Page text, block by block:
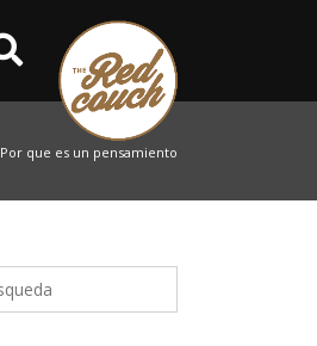
Por que es un pensamiento